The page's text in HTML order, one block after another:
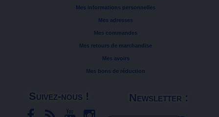
Mes informations personnelles
Mes adresses
Mes commandes
Mes retours de marchandise
Mes avoirs
Mes bons de réduction
Suivez-nous ! Newsletter :